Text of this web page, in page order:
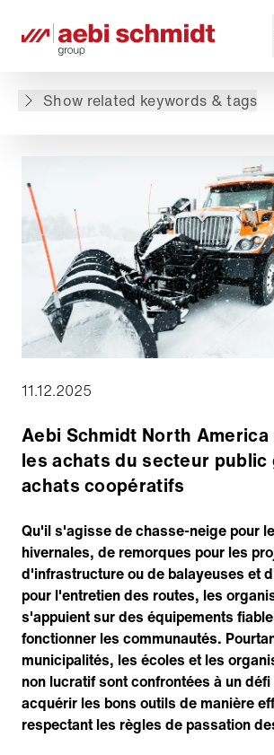
Show related keywords & tags
#Machines de marquage des
11.12.2025
Aebi Schmidt North
les achats du secteur public
achats coopératifs
Qu'il s'agisse de chasse-neige pour
hivernales, de remorques pour les
d'infrastructure ou de balayeuses et
pour l'entretien des routes, les
s'appuient sur des équipements
fonctionner les communautés.
municipalités, les écoles et les
non lucratif sont confrontées à un
acquérir les bons outils de manière
respectant les règles de passation